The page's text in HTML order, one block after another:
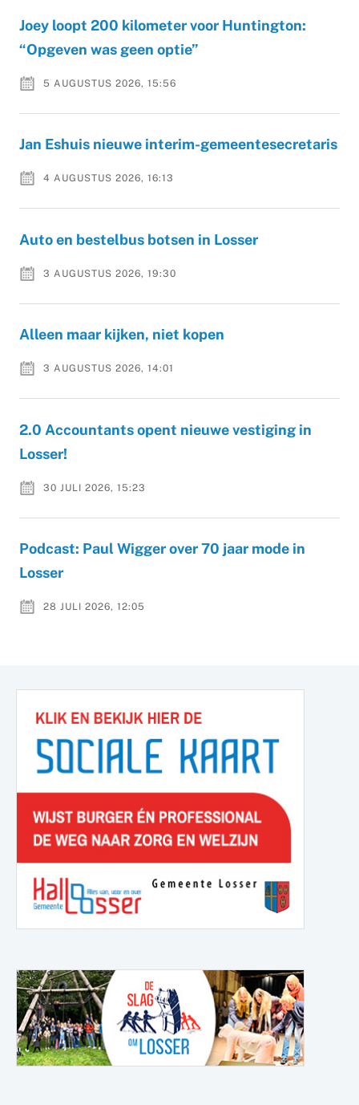
Joey loopt 200 kilometer voor Huntington:
“Opgeven was geen optie”
5 AUGUSTUS 2026, 15:56
Jan Eshuis nieuwe interim-gemeentesecretaris
4 AUGUSTUS 2026, 16:13
Auto en bestelbus botsen in Losser
3 AUGUSTUS 2026, 19:30
Alleen maar kijken, niet kopen
3 AUGUSTUS 2026, 14:01
2.0 Accountants opent nieuwe vestiging in
Losser!
30 JULI 2026, 15:23
Podcast: Paul Wigger over 70 jaar mode in
Losser
28 JULI 2026, 12:05